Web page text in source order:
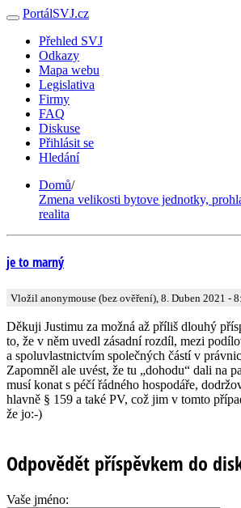
PortálSVJ.cz
Přehled SVJ
Odkazy
Mapa webu
Legislativa
Firmy
FAQ
Diskuse
Přihlásit se
Hledání
Domů/
Zmena velikosti bytove jednotky,
realita
je to marný
Vložil anonymouse (bez ověření), 8. Duben 2021 -
Děkuji Justimu za možná až příliš dlouhý
to, že v něm uvedl zásadní rozdíl, mezi
a spoluvlastnictvím společných částí v
Zapomněl ale uvést, že tu „dohodu“ dali na
musí konat s péčí řádného hospodáře,
hlavně § 159 a také PV, což jim v tomto
že jo:-)
Odpovědět příspěvkem do
Vaše jméno: